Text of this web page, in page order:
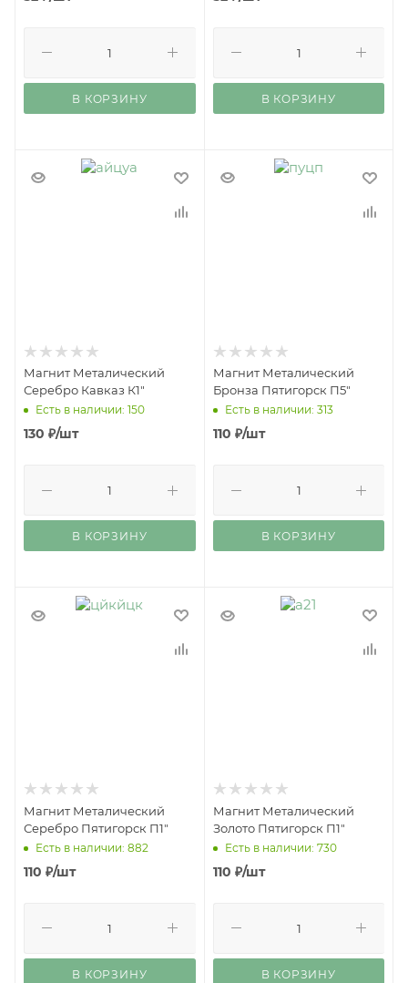
В КОРЗИНУ В КОРЗИНУ
Магнит Металический
Серебро Кавказ К1"
Есть в наличии: 150
130 ₽/шт
В КОРЗИНУ
Магнит Металический
Бронза Пятигорск П5"
Есть в наличии: 313
110 ₽/шт
В КОРЗИНУ
Магнит Металический
Серебро Пятигорск П1"
Есть в наличии: 882
110 ₽/шт
В КОРЗИНУ
Магнит Металический
Золото Пятигорск П1"
Есть в наличии: 730
110 ₽/шт
В КОРЗИНУ